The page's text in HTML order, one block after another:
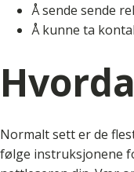
Å sende sende
Å kunne ta
Normalt sett er de
følge instruksjonene